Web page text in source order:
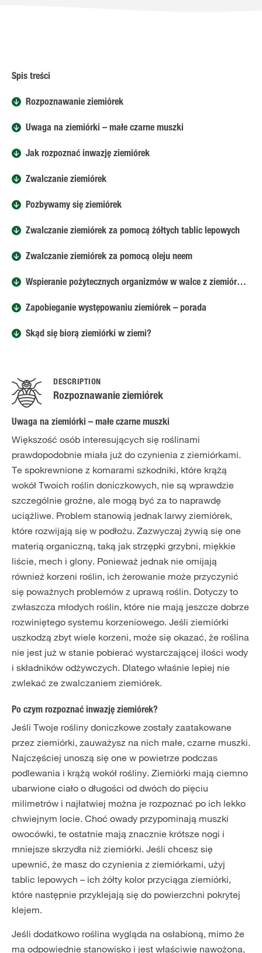
Spis treści
Rozpoznawanie ziemiórek
Uwaga na ziemiórki – małe czarne muszki
Jak rozpoznać inwazję ziemiórek
Zwalczanie ziemiórek
Pozbywamy się ziemiórek
Zwalczanie ziemiórek za pomocą żółtych tablic lepowych
Zwalczanie ziemiórek za pomocą oleju neem
Wspieranie pożytecznych organizmów w walce z ziemiórkami
Zapobieganie występowaniu ziemiórek – porada
Skąd się biorą ziemiórki w ziemi?
DESCRIPTION
Rozpoznawanie ziemiórek
Uwaga na ziemiórki – małe czarne muszki
Większość osób interesujących się roślinami
prawdopodobnie miała już do czynienia z ziemiórkami.
Te spokrewnione z komarami szkodniki, które krążą
wokół Twoich roślin doniczkowych, nie są wprawdzie
szczególnie groźne, ale mogą być za to naprawdę
uciążliwe. Problem stanowią jednak larwy ziemiórek,
które rozwijają się w podłożu. Zazwyczaj żywią się one
materią organiczną, taką jak strzępki grzybni, miękkie
liście, mech i glony. Ponieważ jednak nie omijają
również korzeni roślin, ich żerowanie może przyczynić
się poważnych problemów z uprawą roślin. Dotyczy to
zwłaszcza młodych roślin, które nie mają jeszcze dobrze
rozwiniętego systemu korzeniowego. Jeśli ziemiórki
uszkodzą zbyt wiele korzeni, może się okazać, że roślina
nie jest już w stanie pobierać wystarczającej ilości wody
i składników odżywczych. Dlatego właśnie lepiej nie
zwlekać ze zwalczaniem ziemiórek.
Po czym rozpoznać inwazję ziemiórek?
Jeśli Twoje rośliny doniczkowe zostały zaatakowane
przez ziemiórki, zauważysz na nich małe, czarne muszki.
Najczęściej unoszą się one w powietrze podczas
podlewania i krążą wokół rośliny. Ziemiórki mają ciemno
ubarwione ciało o długości od dwóch do pięciu
milimetrów i najłatwiej można je rozpoznać po ich lekko
chwiejnym locie. Choć owady przypominają muszki
owocówki, te ostatnie mają znacznie krótsze nogi i
mniejsze skrzydła niż ziemiórki. Jeśli chcesz się
upewnić, że masz do czynienia z ziemiórkami, użyj
tablic lepowych – ich żółty kolor przyciąga ziemiórki,
które następnie przyklejają się do powierzchni pokrytej
klejem.
Jeśli dodatkowo roślina wygląda na osłabioną, mimo że
ma odpowiednie stanowisko i jest właściwie nawożona,